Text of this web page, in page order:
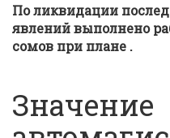
По ликвидации
явлений выполнено
сомов при плане .
Значение